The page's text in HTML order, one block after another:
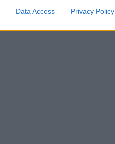
Data Access Privacy Policy